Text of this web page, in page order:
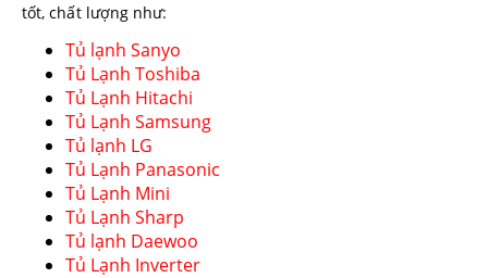
tốt, chất lượng như:
Tủ lạnh Sanyo
Tủ Lạnh Toshiba
Tủ Lạnh Hitachi
Tủ Lạnh Samsung
Tủ lạnh LG
Tủ Lạnh Panasonic
Tủ Lạnh Mini
Tủ Lạnh Sharp
Tủ lạnh Daewoo
Tủ Lạnh Inverter